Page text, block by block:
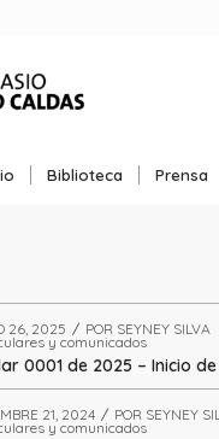
Biblioteca Prensa
26, 2025 / POR SEYNEY SILVA
y comunicados
0001 de 2025 – Inicio
21, 2024 / POR SEYNEY
y comunicados